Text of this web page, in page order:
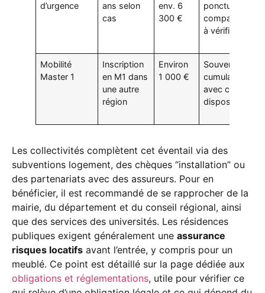
d’urgence
ans selon
cas
env. 6
300 €
ponctuelle;
compatibilité
à vérifier
Mobilité
Master 1
Inscription
en M1 dans
une autre
région
Environ
1 000 €
Souvent non
cumulable
avec certains
dispositifs
Les collectivités complètent cet éventail via des
subventions logement, des chèques “installation” ou
des partenariats avec des assureurs. Pour en
bénéficier, il est recommandé de se rapprocher de la
mairie, du département et du conseil régional, ainsi
que des services des universités. Les résidences
publiques exigent généralement une assurance
risques locatifs avant l’entrée, y compris pour un
meublé. Ce point est détaillé sur la page dédiée aux
obligations et réglementations, utile pour vérifier ce